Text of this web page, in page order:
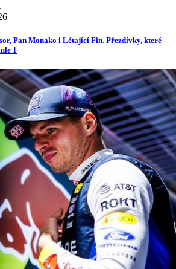
,
Pan Monako i Létající Fin. Přezdívky, které
1